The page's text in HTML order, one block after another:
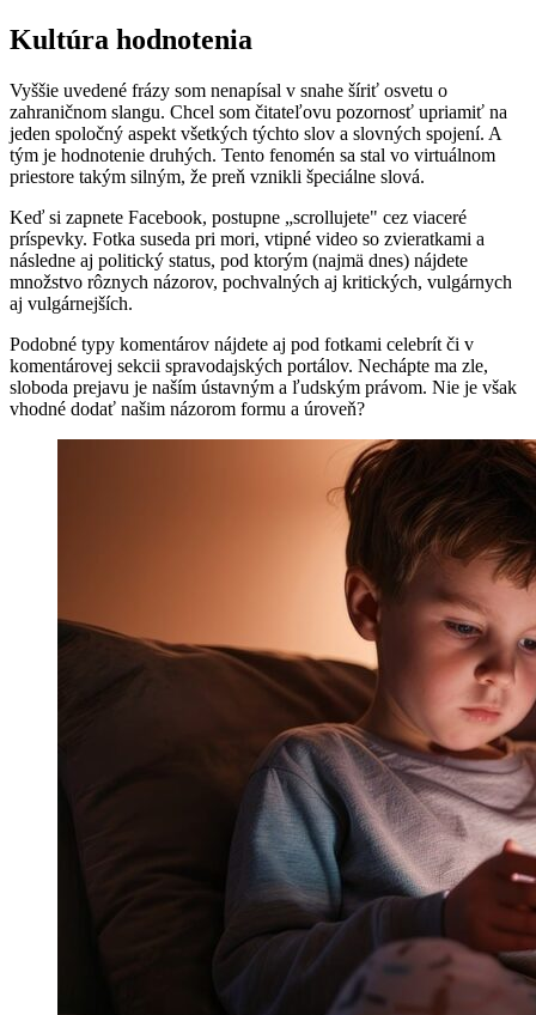
Kultúra hodnotenia
Vyššie uvedené frázy som nenapísal v snahe šíriť osvetu o
zahraničnom slangu. Chcel som čitateľovu pozornosť upriamiť na
jeden spoločný aspekt všetkých týchto slov a slovných spojení. A
tým je hodnotenie druhých. Tento fenomén sa stal vo virtuálnom
priestore takým silným, že preň vznikli špeciálne slová.
Keď si zapnete Facebook, postupne „scrollujete" cez viaceré
príspevky. Fotka suseda pri mori, vtipné video so zvieratkami a
následne aj politický status, pod ktorým (najmä dnes) nájdete
množstvo rôznych názorov, pochvalných aj kritických, vulgárnych
aj vulgárnejších.
Podobné typy komentárov nájdete aj pod fotkami celebrít či v
komentárovej sekcii spravodajských portálov. Nechápte ma zle,
sloboda prejavu je naším ústavným a ľudským právom. Nie je však
vhodné dodať našim názorom formu a úroveň?